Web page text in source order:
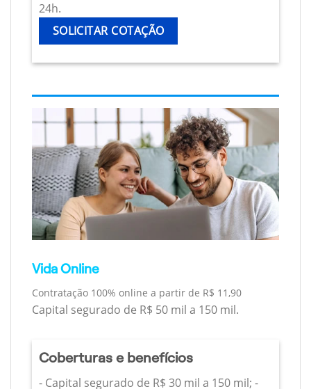
24h.
SOLICITAR COTAÇÃO
Vida Online
Contratação 100% online a partir de R$ 11,90
Capital segurado de R$ 50 mil a 150 mil.
Coberturas e benefícios
- Capital segurado de R$ 30 mil a 150 mil; -